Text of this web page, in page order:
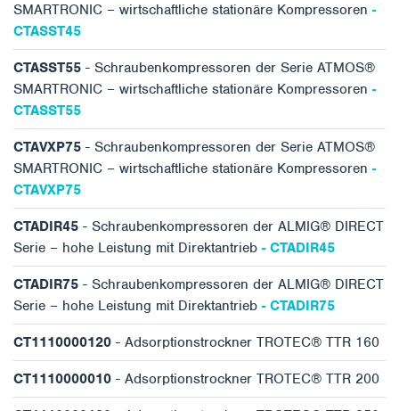
SMARTRONIC – wirtschaftliche stationäre Kompressoren -
CTASST45
CTASST55 - Schraubenkompressoren der Serie ATMOS®
SMARTRONIC – wirtschaftliche stationäre Kompressoren -
CTASST55
CTAVXP75 - Schraubenkompressoren der Serie ATMOS®
SMARTRONIC – wirtschaftliche stationäre Kompressoren -
CTAVXP75
CTADIR45 - Schraubenkompressoren der ALMIG® DIRECT
Serie – hohe Leistung mit Direktantrieb - CTADIR45
CTADIR75 - Schraubenkompressoren der ALMIG® DIRECT
Serie – hohe Leistung mit Direktantrieb - CTADIR75
CT1110000120 - Adsorptionstrockner TROTEC® TTR 160
CT1110000010 - Adsorptionstrockner TROTEC® TTR 200